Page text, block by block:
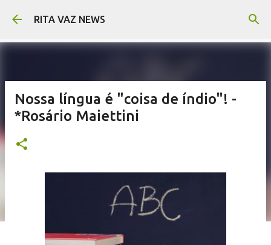
Pular para o conteúdo principal
RITA VAZ NEWS
Nossa língua é "coisa de índio"! -
*Rosário Maiettini